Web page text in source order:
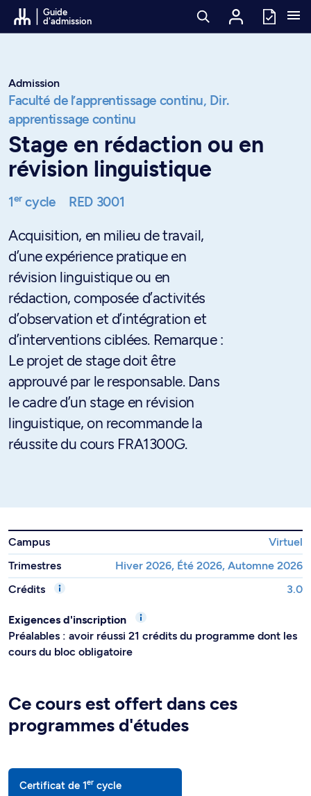
Passer au contenu
Guide
d'admission
Admission
Faculté de l’apprentissage continu, Dir.
apprentissage continu
Stage en rédaction ou en
révision linguistique
1ercycle RED 3001
Acquisition, en milieu de travail,
d’une expérience pratique en
révision linguistique ou en
rédaction, composée d’activités
d’observation et d’intégration et
d’interventions ciblées. Remarque :
Le projet de stage doit être
approuvé par le responsable. Dans
le cadre d’un stage en révision
linguistique, on recommande la
réussite du cours FRA1300G.
Campus
Virtuel
Trimestres
Hiver 2026, Été 2026, Automne 2026
Crédits
3.0
Exigences d'inscription
Préalables : avoir réussi 21 crédits du programme dont les
cours du bloc obligatoire
Ce cours est offert dans ces
programmes d'études
Certificat de 1er cycle